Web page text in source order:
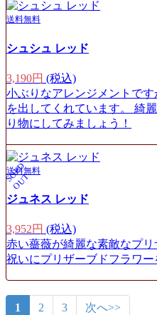
送料無料
シュシュ レッド
3,190円 (税込)
小ぶりなアレンジメントで
を出してくれています。 綺
り物にしてみましょう！
S
O
L
D
O
U
T
送料無料
ジュネス レッド
3,952円 (税込)
赤い薔薇が綺麗な素敵なプ
祝いにプリザーブドフラワー
1 2 3 次へ>>